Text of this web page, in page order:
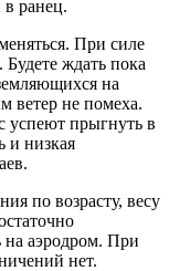
ранец.
При силе
Будете ждать пока
на
ветер не помеха.
успеют прыгнуть в
и низкая
по возрасту, весу
на аэродром. При
нет.